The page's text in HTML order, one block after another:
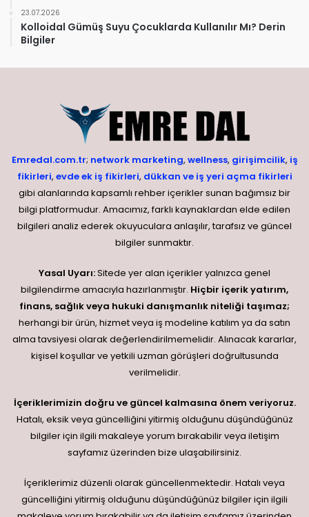
23.07.2026
Kolloidal Gümüş Suyu Çocuklarda Kullanılır Mı? Derin
Bilgiler
Emredal.com.tr; network marketing, wellness, girişimcilik, iş
fikirleri, evde ek iş fikirleri, dükkan ve iş yeri açma fikirleri
gibi alanlarında kapsamlı rehber içerikler sunan bağımsız bir
bilgi platformudur. Amacımız, farklı kaynaklardan elde edilen
bilgileri analiz ederek okuyuculara anlaşılır, tarafsız ve güncel
bilgiler sunmaktır.
Yasal Uyarı:Sitede yer alan içerikler yalnızca genel
bilgilendirme amacıyla hazırlanmıştır. Hiçbir içerik yatırım,
finans, sağlık veya hukuki danışmanlık niteliği taşımaz;
herhangi bir ürün, hizmet veya iş modeline katılım ya da satın
alma tavsiyesi olarak değerlendirilmemelidir. Alınacak kararlar,
kişisel koşullar ve yetkili uzman görüşleri doğrultusunda
verilmelidir.
İçeriklerimizin doğru ve güncel kalmasına önem veriyoruz.
Hatalı, eksik veya güncelliğini yitirmiş olduğunu düşündüğünüz
bilgiler için ilgili makaleye yorum bırakabilir veya iletişim
sayfamız üzerinden bize ulaşabilirsiniz.
İçeriklerimiz düzenli olarak güncellenmektedir. Hatalı veya
güncelliğini yitirmiş olduğunu düşündüğünüz bilgiler için ilgili